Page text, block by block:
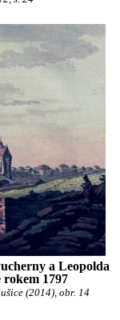
a Leopolda
1797
(2014), obr. 14